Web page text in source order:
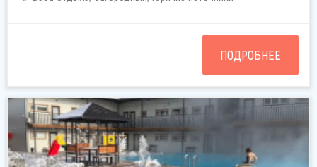
ПОДРОБНЕЕ